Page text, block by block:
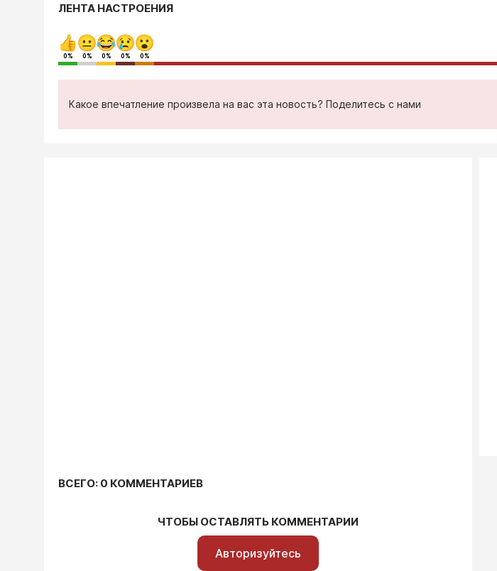
ЛЕНТА НАСТРОЕНИЯ
0% 0% 0% 0% 0%
Какое впечатление произвела на вас эта новость? Поделитесь с нами
ВСЕГО: 0 КОММЕНТАРИЕВ
ЧТОБЫ ОСТАВЛЯТЬ КОММЕНТАРИИ
Авторизуйтесь